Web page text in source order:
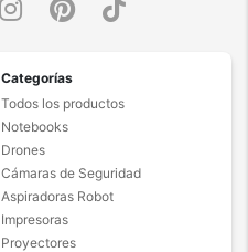
Categorías
Todos los productos
Notebooks
Drones
Cámaras de Seguridad
Aspiradoras Robot
Impresoras
Proyectores